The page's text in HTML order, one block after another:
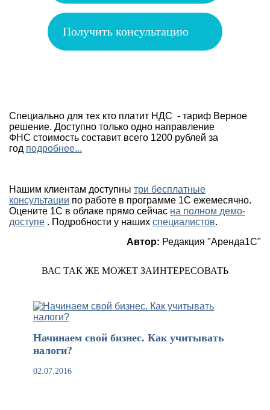
Получить консультацию
Специально для тех кто платит НДС - тариф Верное
решение. Доступно только одно направление
ФНС стоимость составит всего 1200 рублей за
год подробнее...
Нашим клиентам доступны три бесплатные
консультации по работе в программе 1С ежемесячно.
Оцените 1С в облаке прямо сейчас на полном демо-
доступе . Подробности у наших специалистов.
Автор: Редакция "Аренда1С"
ВАС ТАК ЖЕ МОЖЕТ ЗАИНТЕРЕСОВАТЬ
Начинаем свой бизнес. Как учитывать
налоги?
02.07.2016